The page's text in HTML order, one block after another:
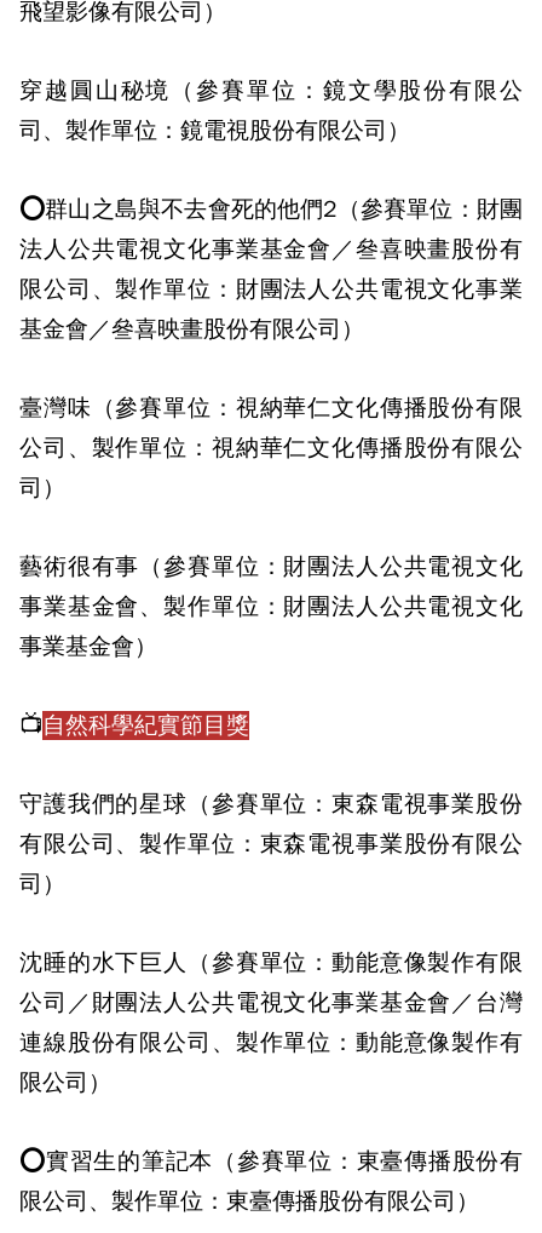
飛望影像有限公司）
穿越圓山秘境（參賽單位：鏡文學股份有限公
司、製作單位：鏡電視股份有限公司）
⭕群山之島與不去會死的他們2（參賽單位：財團
法人公共電視文化事業基金會／叄喜映畫股份有
限公司、製作單位：財團法人公共電視文化事業
基金會／叄喜映畫股份有限公司）
臺灣味（參賽單位：視納華仁文化傳播股份有限
公司、製作單位：視納華仁文化傳播股份有限公
司）
藝術很有事（參賽單位：財團法人公共電視文化
事業基金會、製作單位：財團法人公共電視文化
事業基金會）
📺自然科學紀實節目獎
守護我們的星球（參賽單位：東森電視事業股份
有限公司、製作單位：東森電視事業股份有限公
司）
沈睡的水下巨人（參賽單位：動能意像製作有限
公司／財團法人公共電視文化事業基金會／台灣
連線股份有限公司、製作單位：動能意像製作有
限公司）
⭕實習生的筆記本（參賽單位：東臺傳播股份有
限公司、製作單位：東臺傳播股份有限公司）